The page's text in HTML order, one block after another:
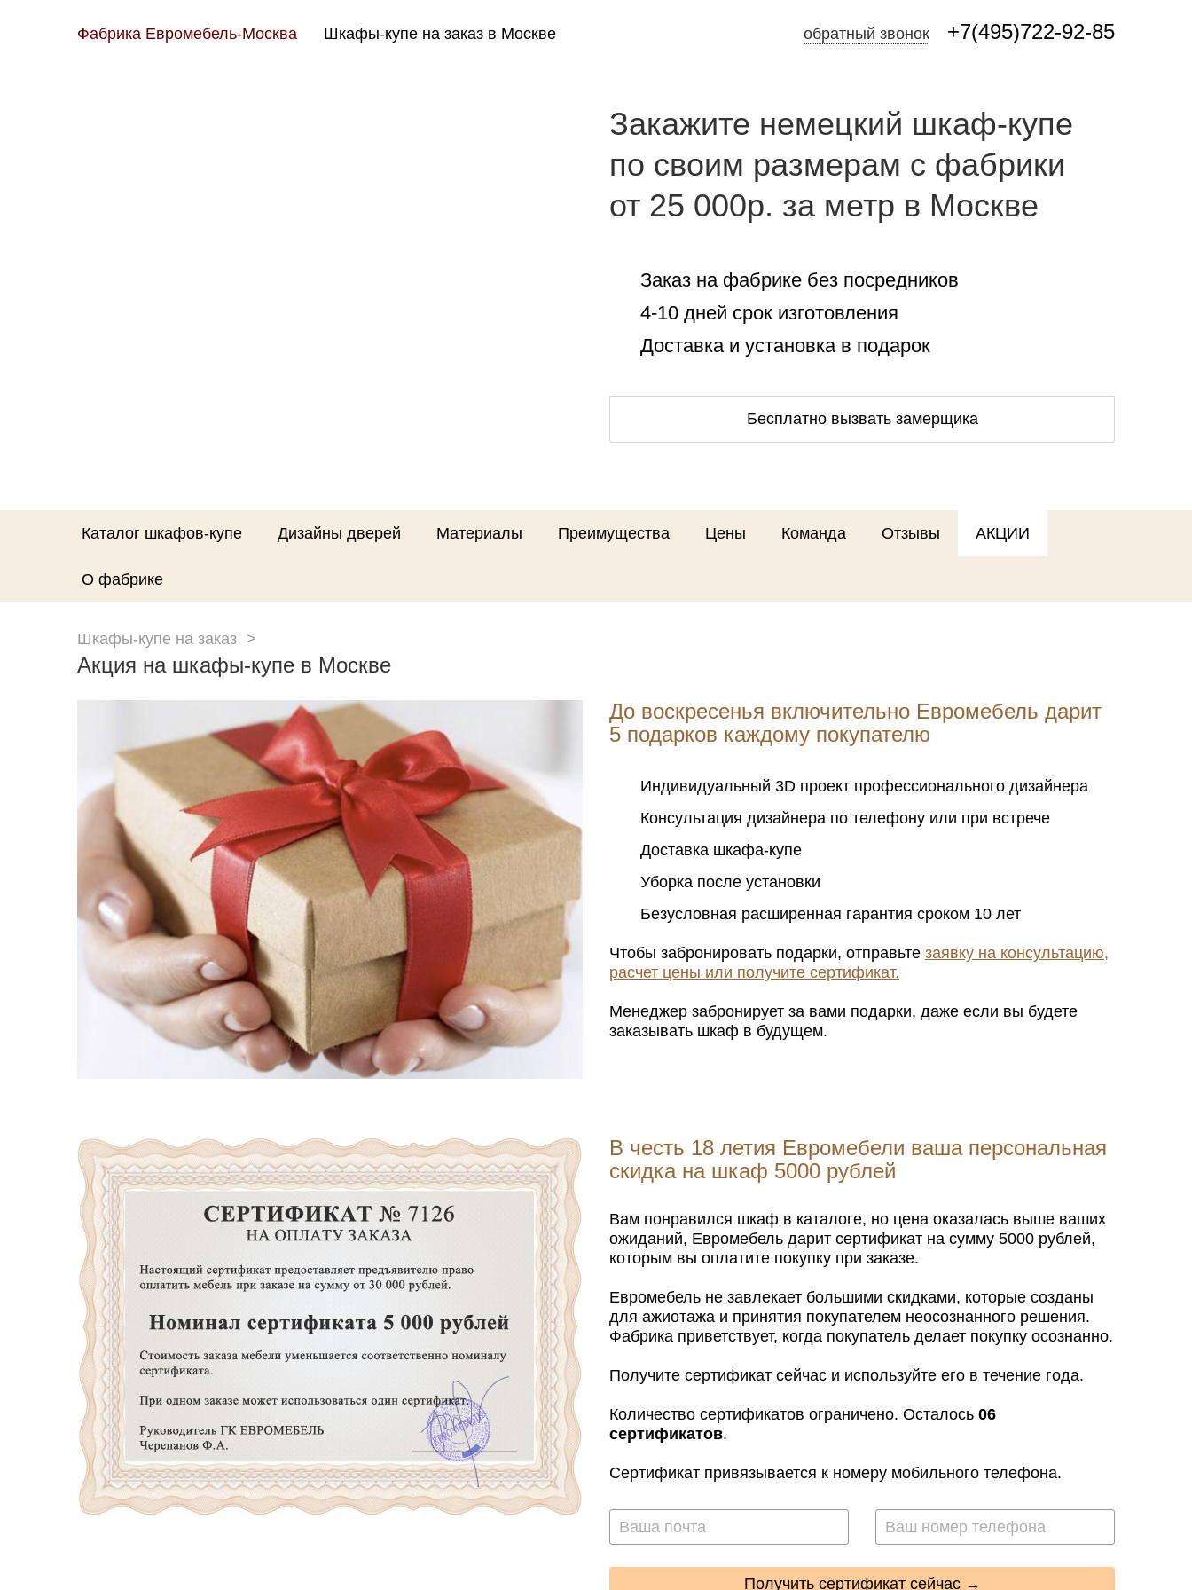
Фабрика Евромебель-Москва Шкафы-купе на заказ в Москве обратный звонок +7(495)722-92-85
Закажите немецкий шкаф-купе
по своим размерам с фабрики
от 25 000р. за метр в Москве
Заказ на фабрике без посредников
4-10 дней срок изготовления
Доставка и установка в подарок
Бесплатно вызвать замерщика
Каталог шкафов-купе Дизайны дверей Материалы Преимущества Цены Команда Отзывы АКЦИИ
О фабрике
Шкафы-купе на заказ
Акция на шкафы-купе в Москве
До воскресенья включительно Евромебель дарит
5 подарков каждому покупателю
Индивидуальный 3D проект профессионального дизайнера
Консультация дизайнера по телефону или при встрече
Доставка шкафа-купе
Уборка после установки
Безусловная расширенная гарантия сроком 10 лет
Чтобы забронировать подарки, отправьте заявку на консультацию,
расчет цены или получите сертификат.
Менеджер забронирует за вами подарки, даже если вы будете
заказывать шкаф в будущем.
В честь 18 летия Евромебели ваша персональная
скидка на шкаф 5000 рублей
Вам понравился шкаф в каталоге, но цена оказалась выше ваших
ожиданий, Евромебель дарит сертификат на сумму 5000 рублей,
которым вы оплатите покупку при заказе.
Евромебель не завлекает большими скидками, которые созданы
для ажиотажа и принятия покупателем неосознанного решения.
Фабрика приветствует, когда покупатель делает покупку осознанно.
Получите сертификат сейчас и используйте его в течение года.
Количество сертификатов ограничено. Осталось 06
сертификатов.
Сертификат привязывается к номеру мобильного телефона.
Получить сертификат сейчас →